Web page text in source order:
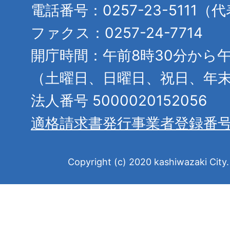
電話番号：0257-23-5111（代
ファクス：0257-24-7714
開庁時間：午前8時30分から
（土曜日、日曜日、祝日、年
法人番号 5000020152056
適格請求書発行事業者登録番
Copyright (c) 2020 kashiwazaki